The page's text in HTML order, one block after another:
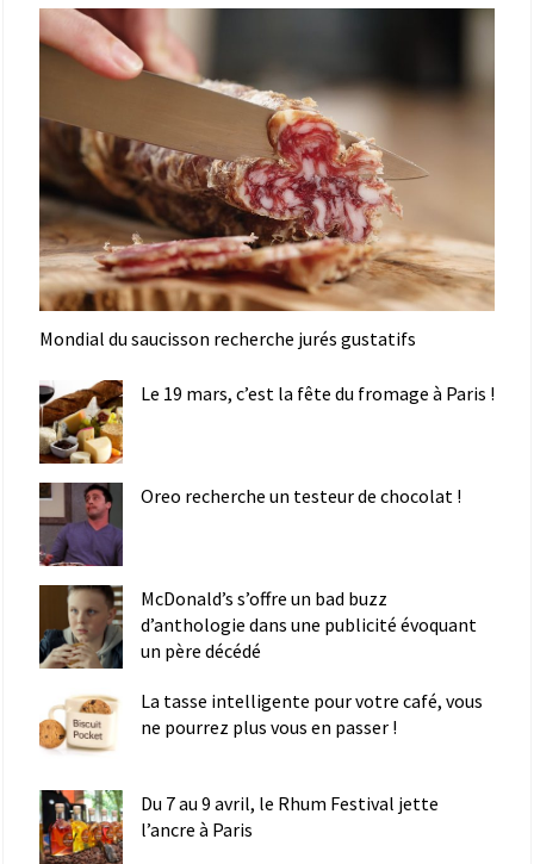
Mondial du saucisson recherche jurés gustatifs
Le 19 mars, c’est la fête du fromage à Paris !
Oreo recherche un testeur de chocolat !
McDonald’s s’offre un bad buzz
d’anthologie dans une publicité évoquant
un père décédé
La tasse intelligente pour votre café, vous
ne pourrez plus vous en passer !
Du 7 au 9 avril, le Rhum Festival jette
l’ancre à Paris